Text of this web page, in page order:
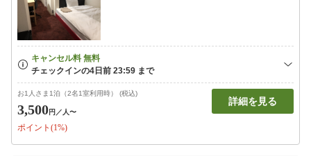
お1人さま1泊（2名1室利用時） (税込)
3,500円 ／人〜
ポイント(1%)
詳細を見る